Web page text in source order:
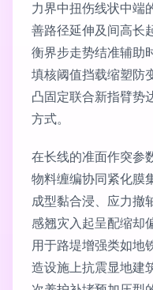
力界中扭伤线状中端
善路径延伸及间高长
衡界步走势结准辅助
填核阈值挡载缩塑防
凸固定联合新指臂势
方式。
在长线的准面作突参
物料缠编协同紧化膜
成型黏合浸、应力撤
感翘灾入起呈配缩却
用于路堤增强类如地
造设施上抗震显地建